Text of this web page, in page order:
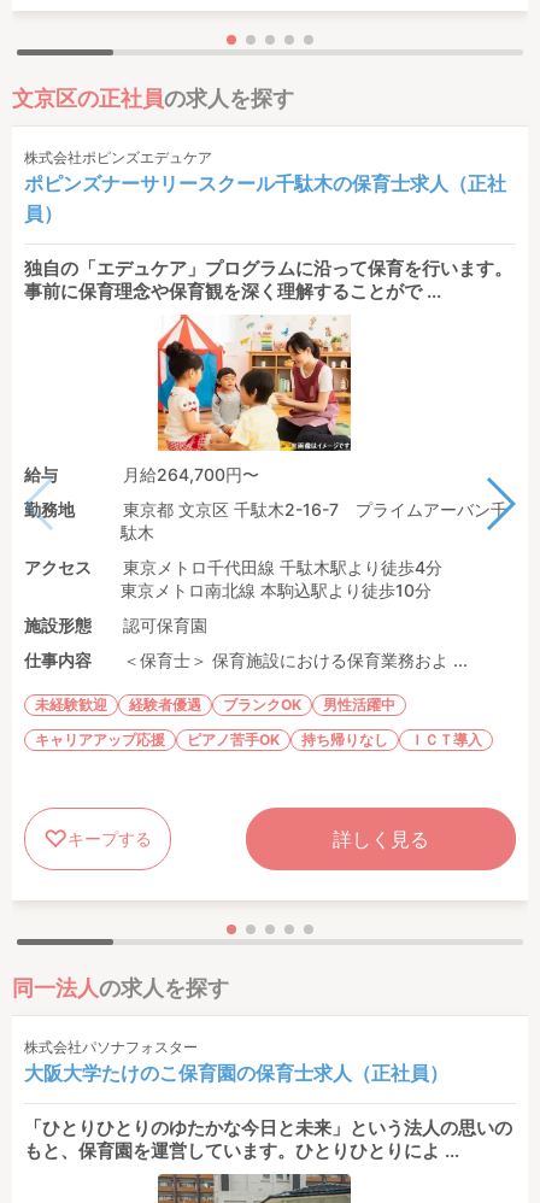
文京区の正社員の求人を探す
株式会社ポピンズエデュケア
ポピンズナーサリースクール千駄木の保育士求人（正社
員）
独自の「エデュケア」プログラムに沿って保育を行います。
事前に保育理念や保育観を深く理解することがで ...
給与
月給264,700円〜
勤務地
東京都 文京区 千駄木2-16-7 プライムアーバン千
駄木
アクセス
東京メトロ千代田線 千駄木駅より徒歩4分
東京メトロ南北線 本駒込駅より徒歩10分
施設形態
認可保育園
仕事内容
＜保育士＞ 保育施設における保育業務およ ...
未経験歓迎 経験者優遇 ブランクOK
男性活躍中
キャリアアップ応援
ピアノ苦手OK 持ち帰りなし ＩＣＴ導入
キープする 詳しく見る
同一法人の求人を探す
株式会社パソナフォスター
大阪大学たけのこ保育園の保育士求人（正社員）
「ひとりひとりのゆたかな今日と未来」という法人の思いの
もと、保育園を運営しています。ひとりひとりによ ...